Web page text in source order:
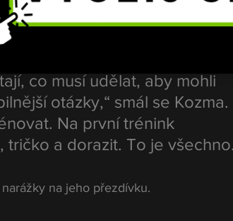
věci ho dokážou pořádně
které dotazy opravdu nesnáší
co musí udělat, aby mohli
otázky,“ smál se Kozma.
Na první trénink
a dorazit. To je
na jeho přezdívku.